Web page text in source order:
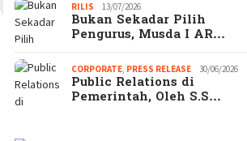
Terungkap! Alasan
Mengejutkan Kenapa
Banyak Wanita Memilih
HTS daripada Pacaran
Serius
Digital
RILIS 13/07/2026
Bukan Sekadar Pilih
Pengurus, Musda I AR…
CORPORATE, PRESS RELEASE 30/06/2026
Public Relations di
Pemerintah, Oleh S.S…